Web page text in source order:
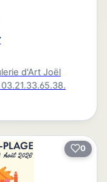
d'Art Joël
0